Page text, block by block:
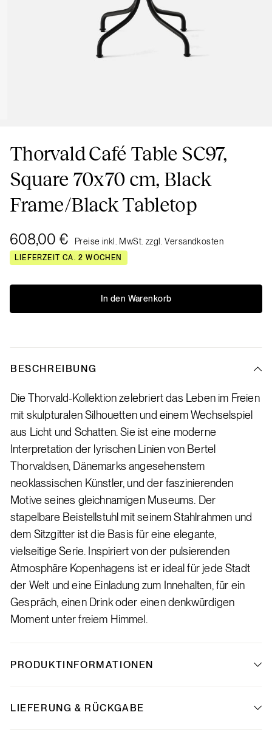
Thorvald Café Table SC97,
Square 70x70 cm, Black
Frame/Black Tabletop
608,00 € Preise inkl. MwSt. zzgl. Versandkosten
LIEFERZEIT CA. 2 WOCHEN
In den Warenkorb
BESCHREIBUNG
Die Thorvald-Kollektion zelebriert das Leben im Freien
mit skulpturalen Silhouetten und einem Wechselspiel
aus Licht und Schatten. Sie ist eine moderne
Interpretation der lyrischen Linien von Bertel
Thorvaldsen, Dänemarks angesehenstem
neoklassischen Künstler, und der faszinierenden
Motive seines gleichnamigen Museums. Der
stapelbare Beistellstuhl mit seinem Stahlrahmen und
dem Sitzgitter ist die Basis für eine elegante,
vielseitige Serie. Inspiriert von der pulsierenden
Atmosphäre Kopenhagens ist er ideal für jede Stadt
der Welt und eine Einladung zum Innehalten, für ein
Gespräch, einen Drink oder einen denkwürdigen
Moment unter freiem Himmel.
PRODUKTINFORMATIONEN
LIEFERUNG & RÜCKGABE